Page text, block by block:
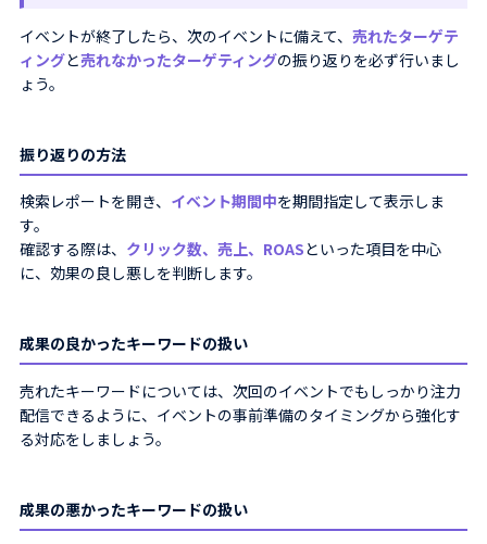
イベントが終了したら、次のイベントに備えて、 売れたターゲテ
ィングと売れなかったターゲティングの振り返りを必ず行いまし
ょう。
振り返りの方法
検索レポートを開き、 イベント期間中を期間指定して表示しま
す。
確認する際は、 クリック数、売上、ROASといった項目を中心
に、効果の良し悪しを判断します。
成果の良かったキーワードの扱い
売れたキーワードについては、次回のイベントでもしっかり注力
配信できるように、イベントの事前準備のタイミングから強化す
る対応をしましょう。
成果の悪かったキーワードの扱い